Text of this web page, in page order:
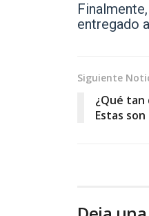
entregado
Siguiente
¿Qué tan
Estas